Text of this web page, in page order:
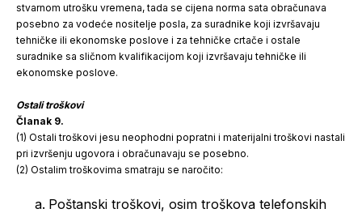
stvarnom utrošku vremena, tada se cijena norma sata obračunava
posebno za vodeće nositelje posla, za suradnike koji izvršavaju
tehničke ili ekonomske poslove i za tehničke crtače i ostale
suradnike sa sličnom kvalifikacijom koji izvršavaju tehničke ili
ekonomske poslove.
Ostali troškovi
Članak 9.
(1) Ostali troškovi jesu neophodni popratni i materijalni troškovi nastali
pri izvršenju ugovora i obračunavaju se posebno.
(2) Ostalim troškovima smatraju se naročito:
Poštanski troškovi, osim troškova telefonskih